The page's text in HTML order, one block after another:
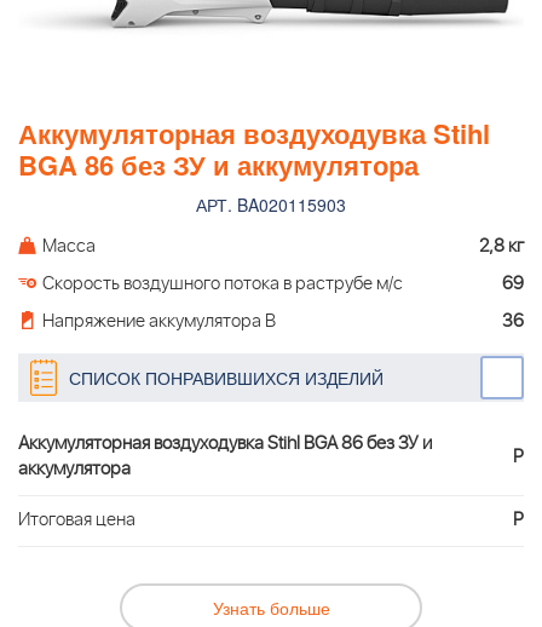
Аккумуляторная воздуходувка Stihl
BGA 86 без ЗУ и аккумулятора
АРТ. BA020115903
Масса
2,8 кг
Скорость воздушного потока в раструбе м/с
69
Напряжение аккумулятора В
36
СПИСОК ПОНРАВИВШИХСЯ ИЗДЕЛИЙ
Аккумуляторная воздуходувка Stihl BGA 86 без ЗУ и
аккумулятора
Р
Итоговая цена Р
Узнать больше